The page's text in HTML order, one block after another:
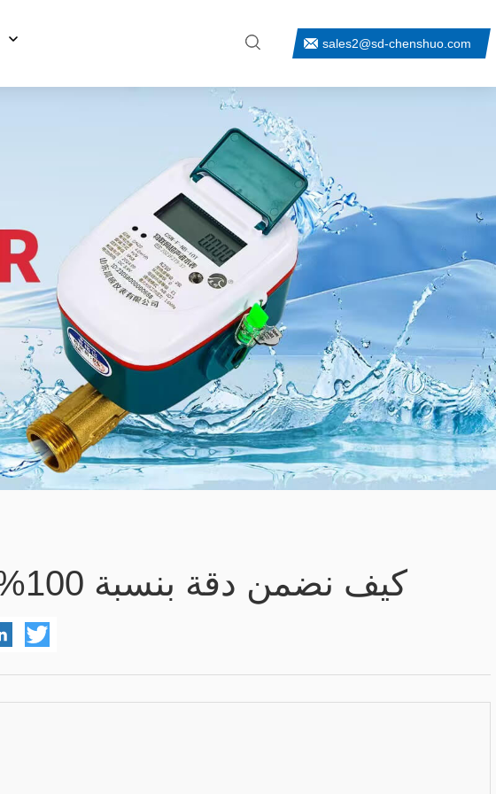
sales2@sd-chenshuo.com
كيف نضمن دقة بنسبة 100% في إجراءات اختبار عدادات المياه الذكية؟